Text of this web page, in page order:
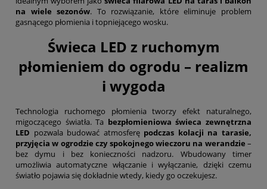
na wiele sezonów. To rozwiązanie, które eliminuje problem
gasnącego płomienia i topniejącego wosku.
Świeca LED z ruchomym
płomieniem do ogrodu – realizm
i wygoda
Technologia ruchomego płomienia tworzy efekt naturalnego,
migoczącego światła. Ta bezpłomieniowa świeca zewnętrzna
LED pozwala budować atmosferę podczas kolacji na tarasie,
przyjęcia w ogrodzie czy spokojnego wieczoru na werandzie –
bez dymu i bez konieczności nadzoru. Wbudowany timer
umożliwia automatyczne włączanie i wyłączanie, dzięki czemu
światło pojawia się dokładnie wtedy, kiedy go oczekujesz.